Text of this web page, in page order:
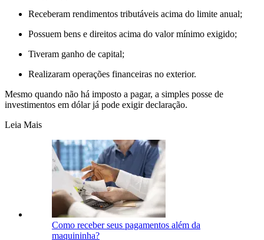
Receberam rendimentos tributáveis acima do limite anual;
Possuem bens e direitos acima do valor mínimo exigido;
Tiveram ganho de capital;
Realizaram operações financeiras no exterior.
Mesmo quando não há imposto a pagar, a simples posse de
investimentos em dólar já pode exigir declaração.
Leia Mais
Como receber seus pagamentos além da
maquininha?